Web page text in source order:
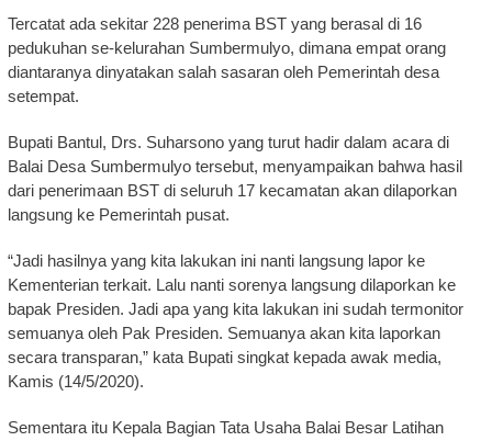
Tercatat ada sekitar 228 penerima BST yang berasal di 16
pedukuhan se-kelurahan Sumbermulyo, dimana empat orang
diantaranya dinyatakan salah sasaran oleh Pemerintah desa
setempat.
Bupati Bantul, Drs. Suharsono yang turut hadir dalam acara di
Balai Desa Sumbermulyo tersebut, menyampaikan bahwa hasil
dari penerimaan BST di seluruh 17 kecamatan akan dilaporkan
langsung ke Pemerintah pusat.
“Jadi hasilnya yang kita lakukan ini nanti langsung lapor ke
Kementerian terkait. Lalu nanti sorenya langsung dilaporkan ke
bapak Presiden. Jadi apa yang kita lakukan ini sudah termonitor
semuanya oleh Pak Presiden. Semuanya akan kita laporkan
secara transparan,” kata Bupati singkat kepada awak media,
Kamis (14/5/2020).
Sementara itu Kepala Bagian Tata Usaha Balai Besar Latihan